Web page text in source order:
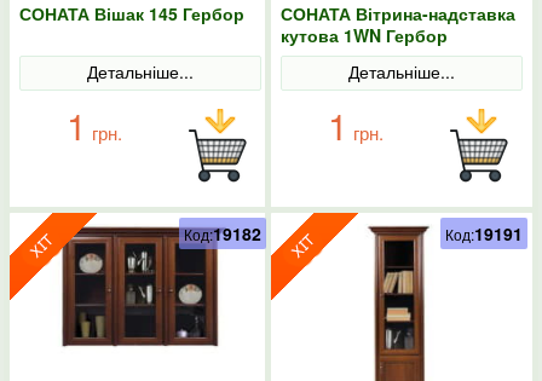
СОНАТА Вішак 145 Гербор
Детальніше...
1 грн.
СОНАТА Вітрина-надставка
кутова 1WN Гербор
Детальніше...
1 грн.
Код:19182 Код:19191